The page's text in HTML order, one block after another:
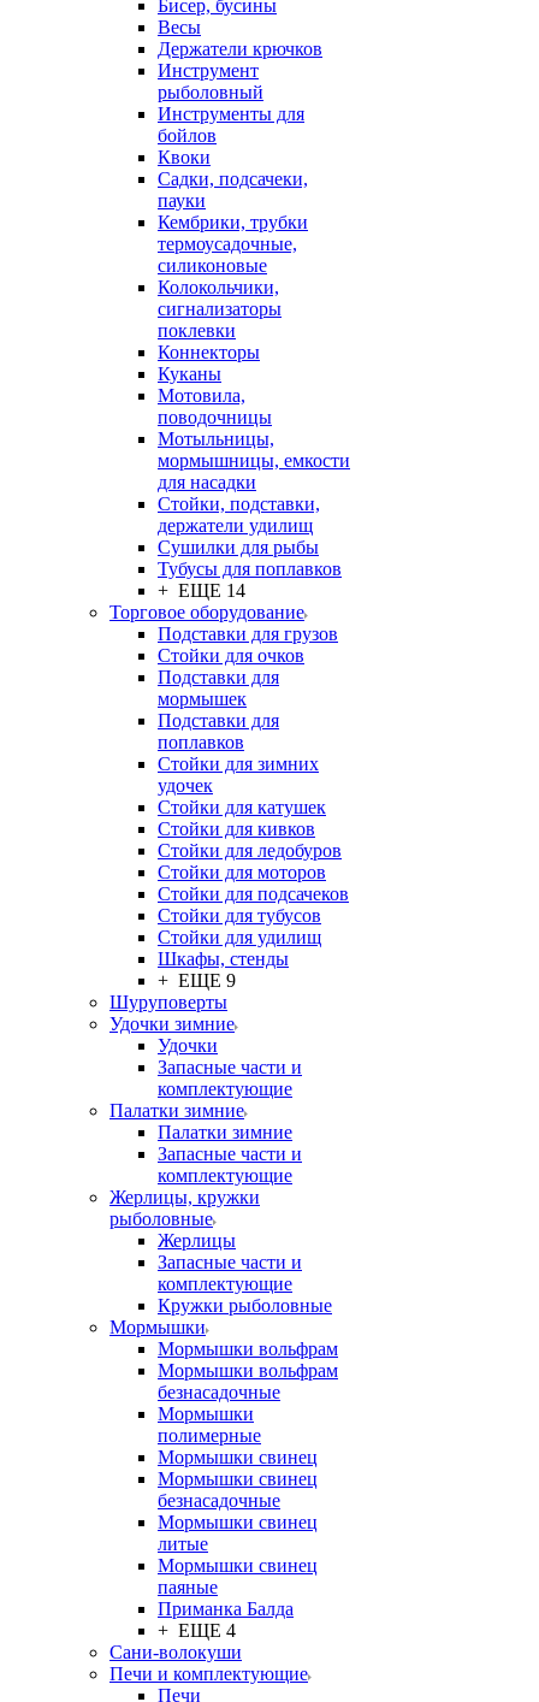
Бисер, бусины
Весы
Держатели крючков
Инструмент
рыболовный
Инструменты для
бойлов
Квоки
Садки, подсачеки,
пауки
Кембрики, трубки
термоусадочные,
силиконовые
Колокольчики,
сигнализаторы
поклевки
Коннекторы
Куканы
Мотовила,
поводочницы
Мотыльницы,
мормышницы, емкости
для насадки
Стойки, подставки,
держатели удилищ
Сушилки для рыбы
Тубусы для поплавков
+ ЕЩЕ 14
Торговое оборудование
Подставки для грузов
Стойки для очков
Подставки для
мормышек
Подставки для
поплавков
Стойки для зимних
удочек
Стойки для катушек
Стойки для кивков
Стойки для ледобуров
Стойки для моторов
Стойки для подсачеков
Стойки для тубусов
Стойки для удилищ
Шкафы, стенды
+ ЕЩЕ 9
Шуруповерты
Удочки зимние
Удочки
Запасные части и
комплектующие
Палатки зимние
Палатки зимние
Запасные части и
комплектующие
Жерлицы, кружки
рыболовные
Жерлицы
Запасные части и
комплектующие
Кружки рыболовные
Мормышки
Мормышки вольфрам
Мормышки вольфрам
безнасадочные
Мормышки
полимерные
Мормышки свинец
Мормышки свинец
безнасадочные
Мормышки свинец
литые
Мормышки свинец
паяные
Приманка Балда
+ ЕЩЕ 4
Сани-волокуши
Печи и комплектующие
Печи